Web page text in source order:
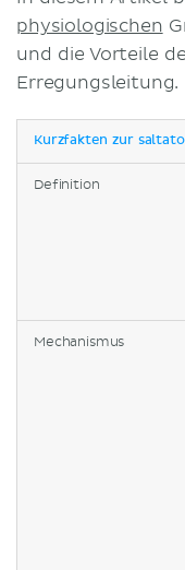
physiologischen
und die Vorteile
Erregungsleitung.
Kurzfakten zur
Definition
Mechanismus